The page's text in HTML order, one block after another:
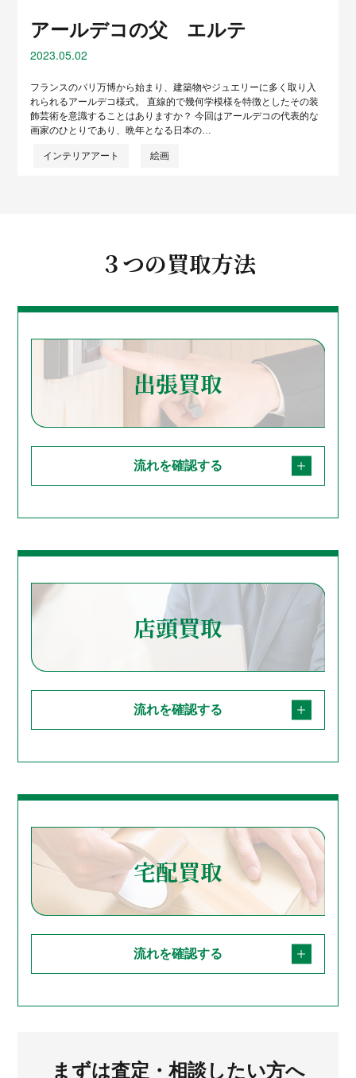
アールデコの父 エルテ
2023.05.02
フランスのパリ万博から始まり、建築物やジュエリーに多く取り入
れられるアールデコ様式。 直線的で幾何学模様を特徴としたその装
飾芸術を意識することはありますか？ 今回はアールデコの代表的な
画家のひとりであり、晩年となる日本の…
インテリアアート 絵画
３つの買取方法
出張買取
流れを確認する
店頭買取
流れを確認する
宅配買取
流れを確認する
まずは査定・相談したい方へ